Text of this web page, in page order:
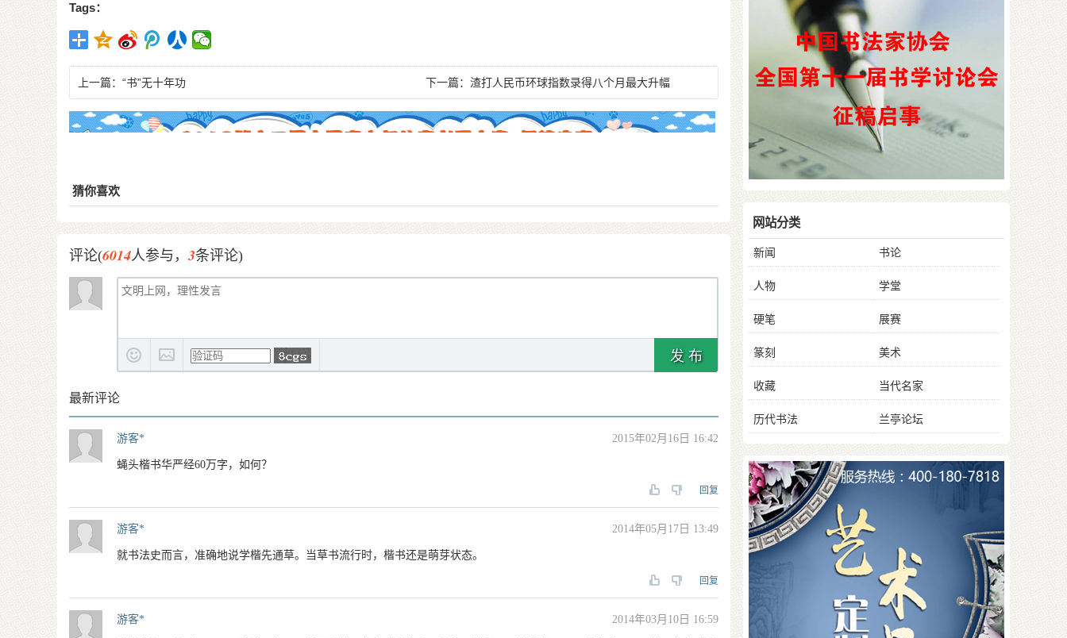
Tags：
上一篇： “书”无十年功 下一篇：渣打人民币环球指数录得八个月最大升幅
猜你喜欢
评论(6014人参与，3条评论)
发 布
最新评论
游客* 2015年02月16日 16:42
蝇头楷书华严经60万字，如何？
回复
游客* 2014年05月17日 13:49
就书法史而言，准确地说学楷先通草。当草书流行时，楷书还是萌芽状态。
回复
游客* 2014年03月10日 16:59
网站分类
新闻 书论
人物 学堂
硬笔 展赛
篆刻 美术
收藏 当代名家
历代书法 兰亭论坛